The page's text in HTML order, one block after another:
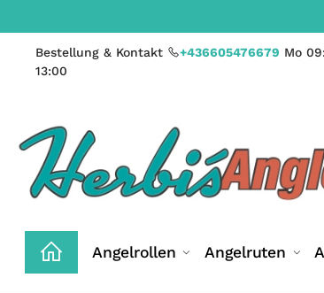
Bestellung & Kontakt +436605476679 Mo
13:00
Angelrollen Angelruten